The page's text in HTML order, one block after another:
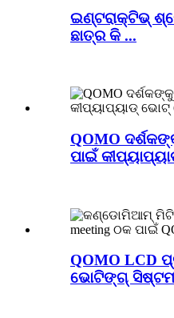
ଇଣ୍ଟରାକ୍ଟିଭ୍
ଛାତ୍ର କି ...
QOMO
ପାଇଁ
QOMO LCD
ଭୋଟିଙ୍ଗ୍ ସିଷ୍ଟମ